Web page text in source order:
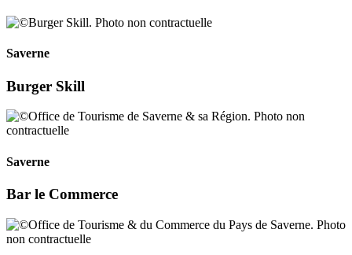
Saverne
Burger Skill
Saverne
Bar le Commerce